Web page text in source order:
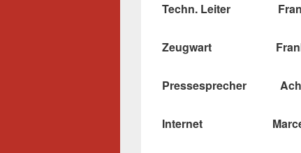
Techn. Leiter
Zeugwart Frank
Pressesprecher
Internet Marcel